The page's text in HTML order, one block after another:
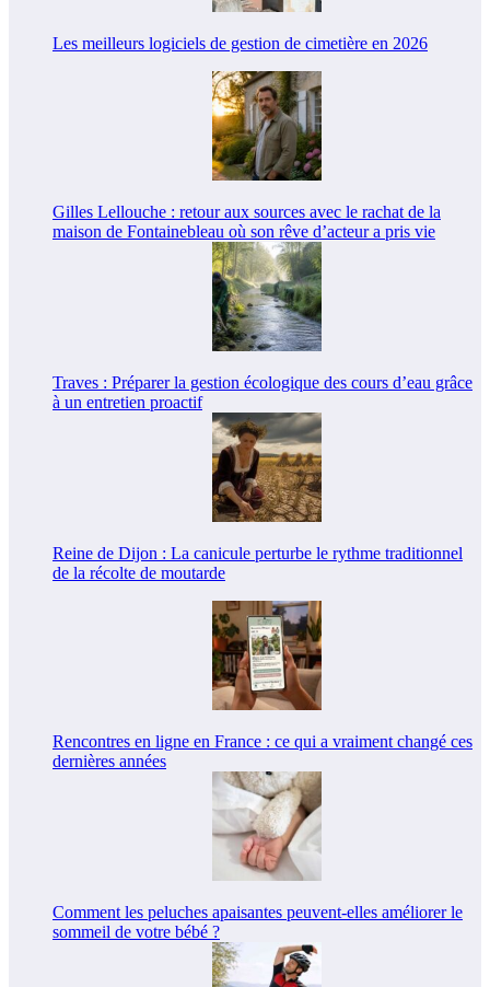
Les meilleurs logiciels de gestion de cimetière en 2026
Gilles Lellouche : retour aux sources avec le rachat de la
maison de Fontainebleau où son rêve d’acteur a pris vie
Traves : Préparer la gestion écologique des cours d’eau grâce
à un entretien proactif
Reine de Dijon : La canicule perturbe le rythme traditionnel
de la récolte de moutarde
Rencontres en ligne en France : ce qui a vraiment changé ces
dernières années
Comment les peluches apaisantes peuvent-elles améliorer le
sommeil de votre bébé ?